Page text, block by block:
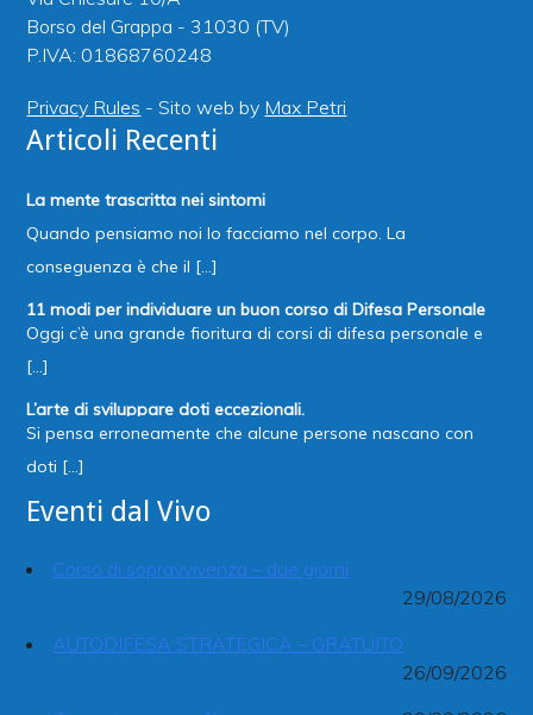
Borso del Grappa - 31030 (TV)
P.IVA: 01868760248
Privacy Rules - Sito web by Max Petri
Articoli Recenti
La mente trascritta nei sintomi
Quando pensiamo noi lo facciamo nel corpo. La
conseguenza è che il [...]
11 modi per individuare un buon corso di Difesa Personale
Oggi c’è una grande fioritura di corsi di difesa personale e
[...]
L’arte di sviluppare doti eccezionali.
Si pensa erroneamente che alcune persone nascano con
doti [...]
Eventi dal Vivo
Corso di sopravvivenza – due giorni
29/08/2026
AUTODIFESA STRATEGICA – GRATUITO
26/09/2026